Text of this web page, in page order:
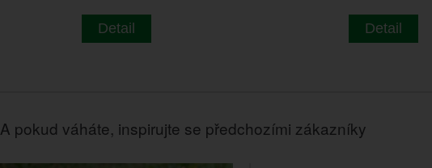
Detail Detail
A pokud váháte, inspirujte se předchozími zákazníky